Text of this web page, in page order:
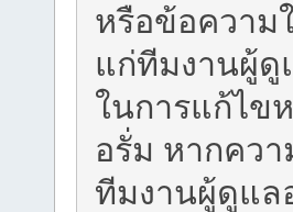
หรือข้อความ
แก่ทีมงานผู้
ในการแก้ไข
อรั่ม หากคว
ทีมงานผู้ดูแล